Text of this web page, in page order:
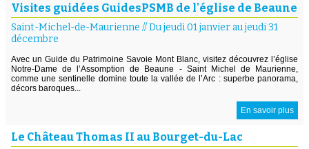
Visites guidées GuidesPSMB de l'église de Beaune
Saint-Michel-de-Maurienne //Du jeudi 01 janvier au jeudi 31
décembre
Avec un Guide du Patrimoine Savoie Mont Blanc, visitez découvrez l’église
Notre-Dame de l’Assomption de Beaune - Saint Michel de Maurienne,
comme une sentinelle domine toute la vallée de l’Arc : superbe panorama,
décors baroques...
En savoir plus
Le Château Thomas II au Bourget-du-Lac